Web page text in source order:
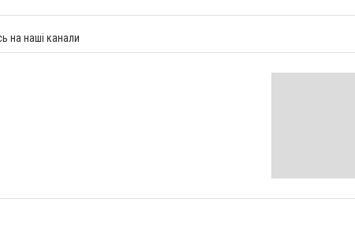
на наші канали